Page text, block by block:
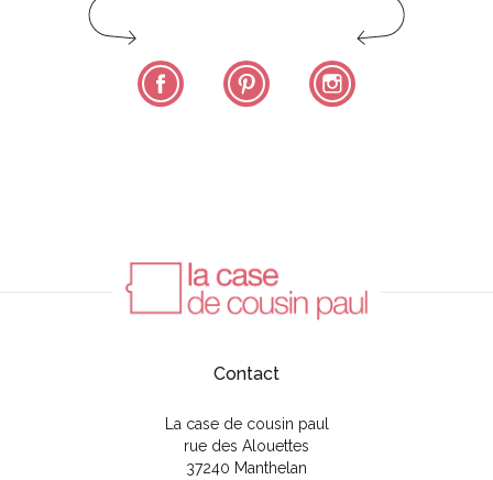
Facebook Pinterest
Contact
La case de cousin paul
rue des Alouettes
37240 Manthelan